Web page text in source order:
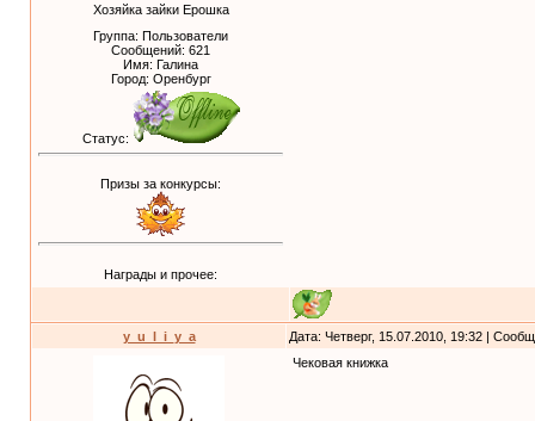
Хозяйка зайки Ерошка
Группа: Пользователи
Сообщений: 621
Имя: Галина
Город: Оренбург
Статус:
Призы за конкурсы:
Награды и прочее:
y_u_l_i_y_a Дата: Четверг, 15.07.2010, 19:32 |
Чековая книжка